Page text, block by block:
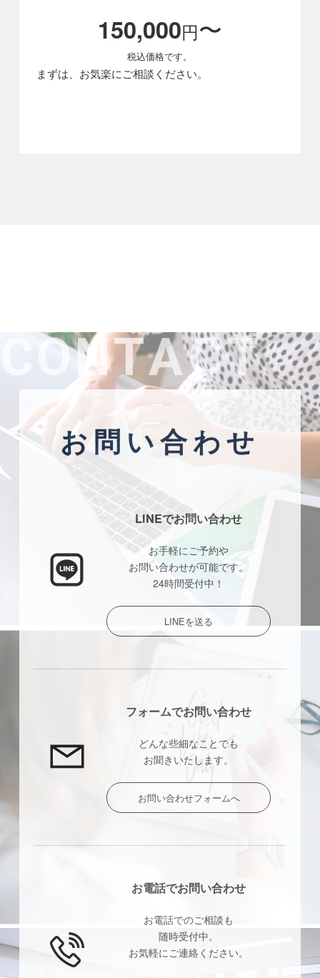
150,000円〜
税込価格です。
まずは、お気楽にご相談ください。
C ONTACT
お問い合わせ
LINEでお問い合わせ
お手軽にご予約や
お問い合わせが可能です。
24時間受付中！
LINEを送る
フォームでお問い合わせ
どんな些細なことでも
お聞きいたします。
お問い合わせフォームへ
お電話でお問い合わせ
お電話でのご相談も
随時受付中。
お気軽にご連絡ください。